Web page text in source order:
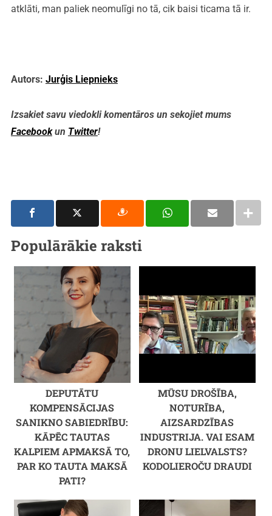
atklāti, man paliek neomulīgi no tā, cik baisi ticama tā ir.
Autors: Jurģis Liepnieks
Izsakiet savu viedokli komentāros un sekojiet mums
Facebookun Twitter!
Populārākie raksti
DEPUTĀTU
KOMPENSĀCIJAS
SANIKNO SABIEDRĪBU:
KĀPĒC TAUTAS
KALPIEM APMAKSĀ TO,
PAR KO TAUTA MAKSĀ
PATI?
MŪSU DROŠĪBA,
NOTURĪBA,
AIZSARDZĪBAS
INDUSTRIJA. VAI ESAM
DRONU LIELVALSTS?
KODOLIEROČU DRAUDI